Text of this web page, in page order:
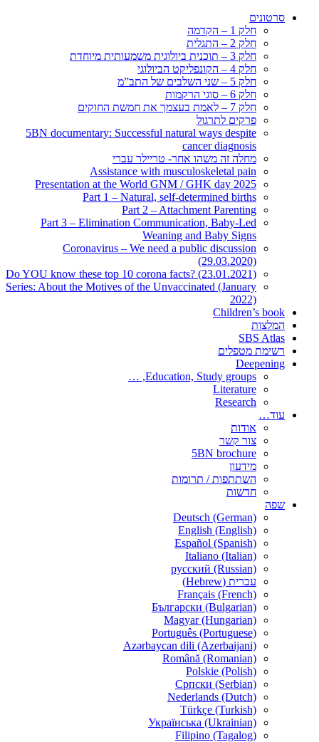
סרטונים
חלק 1 – הקדמה
חלק 2 – התגלית
חלק 3 – תוכנית ביולוגית משמעותית מיוחדת
חלק 4 – הקונפליקט הביולוגי
חלק 5 – שני השלבים של התב”מ
חלק 6 – סוגי הרקמות
חלק 7 – לאמת בעצמך את חמשת החוקים
פרקים לתרגול
5BN documentary: Successful natural ways despite
cancer diagnosis
מחלה זה משהו אחר- טריילר עברי
Assistance with musculoskeletal pain
Presentation at the World GNM / GHK day 2025
Part 1 – Natural, self-determined births
Part 2 – Attachment Parenting
Part 3 – Elimination Communication, Baby-Led
Weaning and Baby Signs
Coronavirus – We need a public discussion
(29.03.2020)
Do YOU know these top 10 corona facts? (23.01.2021)
Series: About the Motives of the Unvaccinated (January
2022)
Children’s book
המלצות
SBS Atlas
רשימת מטפלים
Deepening
Education, Study groups, …
Literature
Research
עוד…
אודות
צור קשר
5BN brochure
מידעון
השתתפות / תרומות
חדשות
שפה
Deutsch (German)
English (English)
Español (Spanish)
Italiano (Italian)
русский (Russian)
עברית (Hebrew)
Français (French)
Български (Bulgarian)
Magyar (Hungarian)
Português (Portuguese)
Azərbaycan dili (Azerbaijani)
Română (Romanian)
Polskie (Polish)
Српски (Serbian)
Nederlands (Dutch)
Türkçe (Turkish)
Українська (Ukrainian)
Filipino (Tagalog)